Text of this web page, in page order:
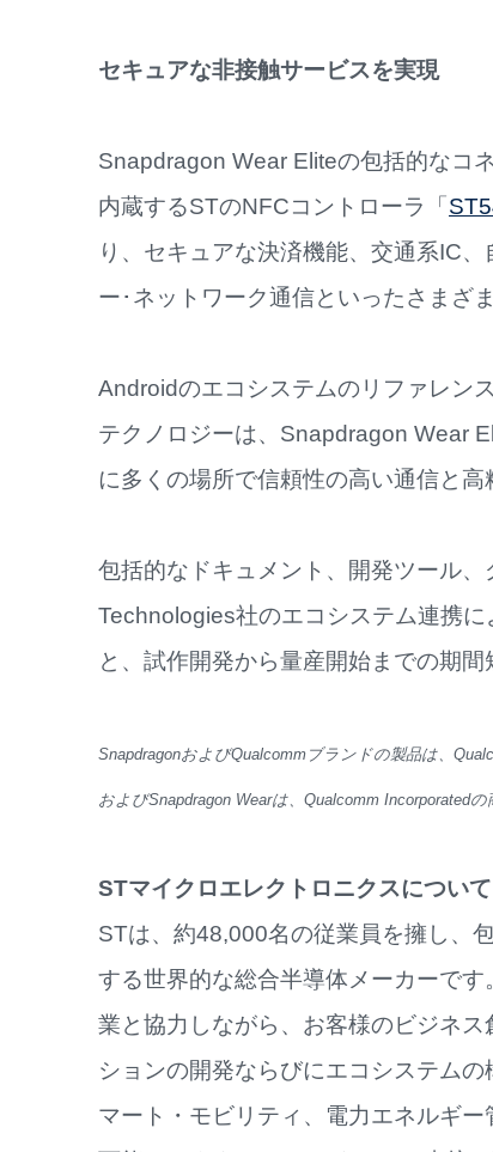
セキュアな非接触サービスを実現
Snapdragon Wear Eliteの包括的なコ
内蔵するSTのNFCコントローラ「
り、セキュアな決済機能、交通系IC
ー･ネットワーク通信といったさまざ
Androidのエコシステムのリファレン
テクノロジーは、Snapdragon Wear
に多くの場所で信頼性の高い通信と高
包括的なドキュメント、開発ツール
Technologies社のエコシステム連携
と、試作開発から量産開始までの期間
SnapdragonおよびQualcommブランドの製品は、
およびSnapdragon Wearは、Qualcomm Incorporatedの
STマイクロエレクトロニクスについて
STは、約48,000名の従業員を擁し、
する世界的な総合半導体メーカーで
業と協力しながら、お客様のビジネ
ションの開発ならびにエコシステム
マート・モビリティ、電力エネルギ